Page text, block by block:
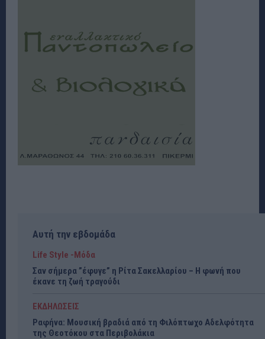
Αυτή την εβδομάδα
Life Style -Μόδα
Σαν σήμερα ”έφυγε” η Ρίτα Σακελλαρίου – Η φωνή που
έκανε τη ζωή τραγούδι
ΕΚΔΗΛΩΣΕΙΣ
Ραφήνα: Μουσική βραδιά από τη Φιλόπτωχο Αδελφότητα
της Θεοτόκου στα Περιβολάκια